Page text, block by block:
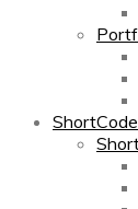
ShortCode